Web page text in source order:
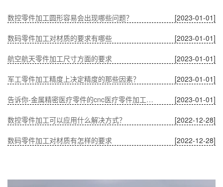
[2023-01-01]
数控零件加工圆形容易会出现哪些问题？
[2023-01-01]
数码零件加工对材质的要求有哪些
[2023-01-01]
航空航天零件加工尺寸方面的要求
[2023-01-01]
军工零件加工精度上决定精度的那些因素？
[2023-01-01]
告诉你-金属精密医疗零件的cnc医疗零件加工有什么优势？
[2022-12-28]
数控零件加工可以应用什么解决方式？
[2022-12-28]
数码零件加工对材质有怎样的要求